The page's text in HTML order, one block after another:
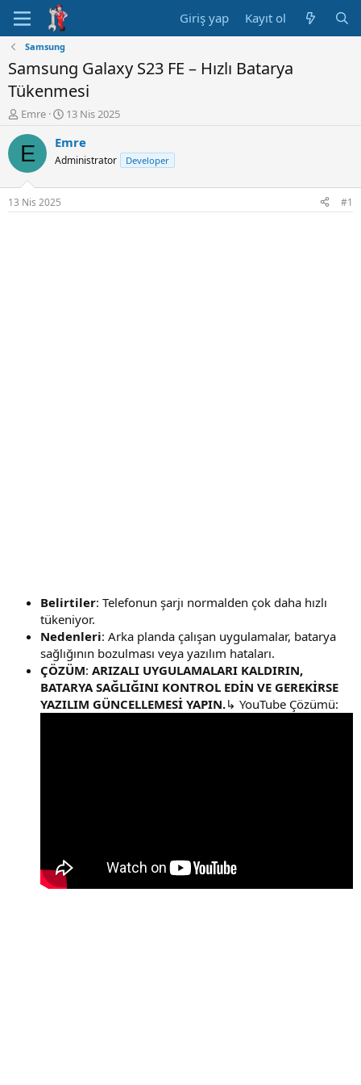
Giriş yap Kayıt ol
Samsung
Samsung Galaxy S23 FE – Hızlı Batarya
Tükenmesi
K
n
u
y
u
B
a
Emre
B
ş
l
n
ı
13 Nis 2025
E Emre
Administrator Developer
13 Nis 2025 #1
Belirtiler: Telefonun şarjı normalden çok daha hızlı
tükeniyor.
Nedenleri: Arka planda çalışan uygulamalar, batarya
sağlığının bozulması veya yazılım hataları.
ÇÖZÜM: ARIZALI UYGULAMALARI KALDIRIN,
BATARYA SAĞLIĞINI KONTROL EDİN VE GEREKİRSE
YAZILIM GÜNCELLEMESİ YAPIN.↳ YouTube Çözümü: